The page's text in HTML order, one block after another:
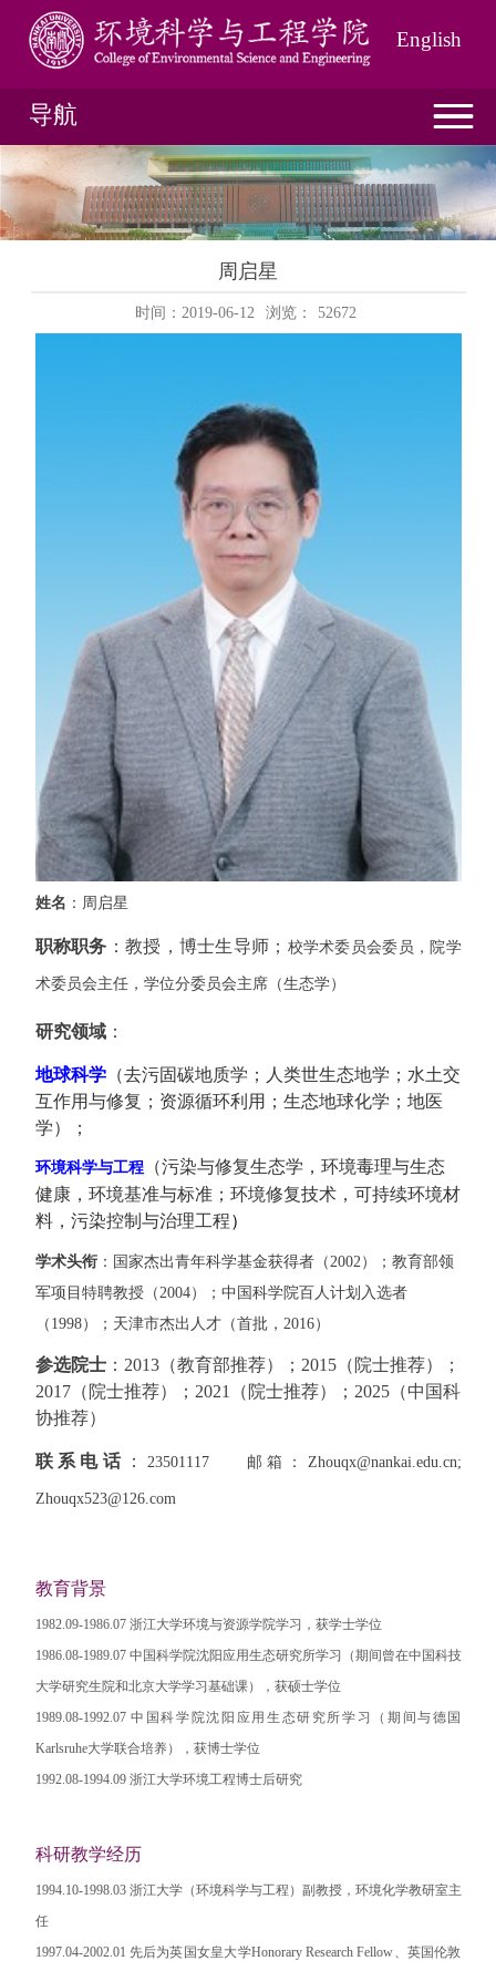
English
导航
周启星
时间：2019-06-12 浏览： 52672
姓名 ：周启星
职称职务 ：教授，博士生导师； 校学术委员会委员，院学
术委员会主任，学位分委员会主席（生态学）
研究领域：
地球科学（去污固碳地质学；人类世生态地学；水土交
互作用与修复；资源循环利用；生态地球化学；地医
学）；
环境科学与工程（污染与修复生态学，环境毒理与生态
健康，环境基准与标准；环境修复技术，可持续环境材
料，污染控制与治理工程）
学术头衔： 国家杰出青年科学基金获得者（2002）；教育部领
军项目特聘教授（2004）；中国科学院百人计划入选者
（1998）；天津市杰出人才（首批，2016）
参选院士： 2013（教育部推荐）； 2015（院士推荐）；
2017（院士推荐）； 2021 （院士推荐）； 2025（中国科
协推荐）
联系电话 ： 23501117 邮箱：Zhouqx@nankai.edu.cn;
Zhouqx523@126.com
教育背景
1982.09-1986.07 浙江大学环境与资源学院学习，获学士学位
1986.08-1989.07 中国科学院沈阳应用生态研究所学习（期间曾在中国科技
大学研究生院和北京大学学习基础课），获硕士学位
1989.08-1992.07 中国科学院沈阳应用生态研究所学习（期间与德国
Karlsruhe大学联合培养），获博士学位
1992.08-1994.09 浙江大学环境工程博士后研究
科研教学经历
1994.10-1998.03 浙江大学（环境科学与工程）副教授，环境化学教研室主
任
1997.04-2002.01 先后为英国女皇大学Honorary Research Fellow、英国伦敦